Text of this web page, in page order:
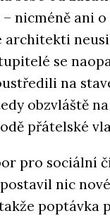
nicméně ani o
architekti
se
na
obzvláště
přátelské
pro sociální
nic
poptávka